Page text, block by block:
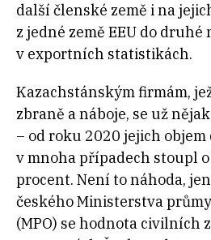
další členské země i na
z jedné země EEU do
v exportních statistikách.
Kazachstánským firmám,
zbraně a náboje, se už
– od roku 2020 jejich
v mnoha případech stoupl
procent. Není to náhoda,
českého Ministerstva
(MPO) se hodnota civilních